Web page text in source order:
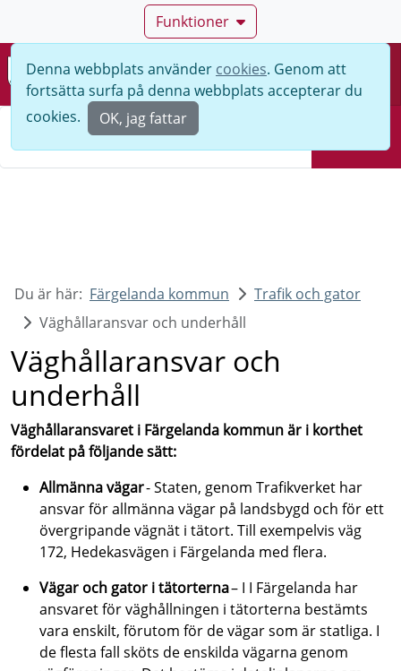
Funktioner
Meny
Denna webbplats använder cookies. Genom att
fortsätta surfa på denna webbplats accepterar du
cookies.
OK, jag fattar
Du är här: Färgelanda kommun
Trafik och gator
Väghållaransvar och underhåll
Väghållaransvar och
underhåll
Väghållaransvaret i Färgelanda kommun är i korthet
fördelat på följande sätt:
Allmänna vägar- Staten, genom Trafikverket har
ansvar för allmänna vägar på landsbygd och för ett
övergripande vägnät i tätort. Till exempelvis väg
172, Hedekasvägen i Färgelanda med flera.
Vägar och gator i tätorterna– I I Färgelanda har
ansvaret för väghållningen i tätorterna bestämts
vara enskilt, förutom för de vägar som är statliga. I
de flesta fall sköts de enskilda vägarna genom